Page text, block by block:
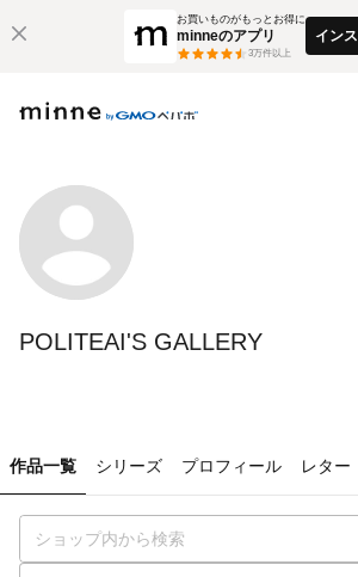
お買いものがもっとお得に
minneのアプリ
3万件以上
イン
POLITEAI'S GALLERY
作品一覧 シリーズ プロフィール レター